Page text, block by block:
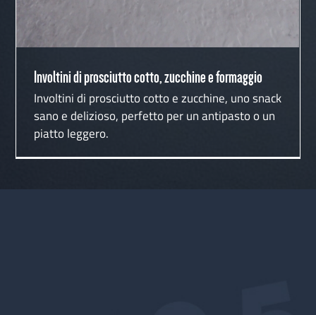
Involtini di prosciutto cotto, zucchine e formaggio
Involtini di prosciutto cotto e zucchine, uno snack
sano e delizioso, perfetto per un antipasto o un
piatto leggero.